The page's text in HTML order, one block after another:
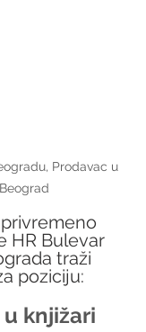
Prodavac u
HR Bulevar
traži
poziciju:
knjižari